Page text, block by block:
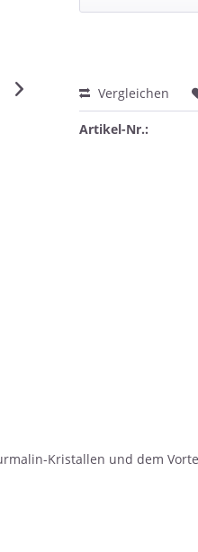
Vergleichen
Artikel-Nr.:
Kristallen und dem